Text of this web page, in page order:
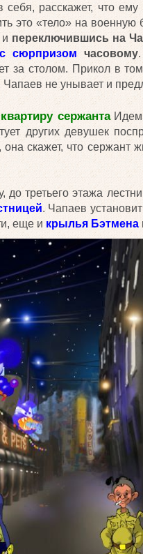
расскажет, что
это «тело» на военную
переключившись на
сюрпризом часовому
за столом. Прикол в
Чапаев не унывает и
сержантаИдем
других девушек
, она скажет, что сержант
третьего этажа
. Чапаев
еще и крылья Бэтмена